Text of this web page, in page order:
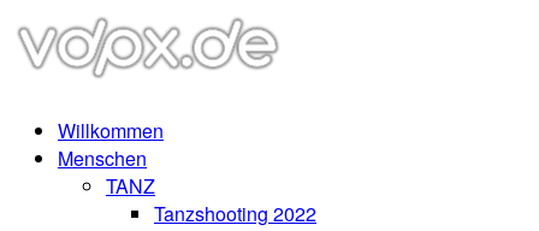
Willkommen
Menschen
TANZ
Tanzshooting 2022